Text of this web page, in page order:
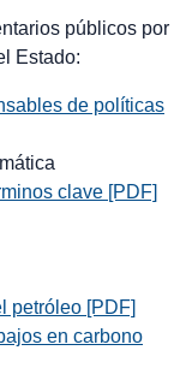
públicos por
Estado:
de políticas
clave [PDF]
petróleo [PDF]
en carbono